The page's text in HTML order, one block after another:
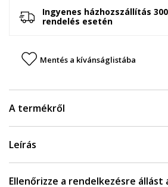
Ingyenes házhozszállítás
rendelés esetén
Mentés a kívánságlistába
A termékről
Leírás
Ellenőrizze a rendelkezésre állást